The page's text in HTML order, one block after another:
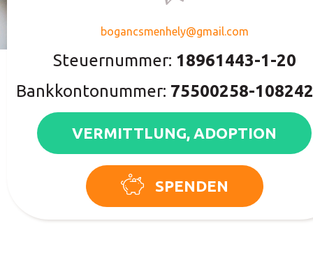
bogancsmenhely@gmail.com
Steuernummer: 18961443-1-20
Bankkontonummer: 75500258-
VERMITTLUNG, ADOPTION
SPENDEN